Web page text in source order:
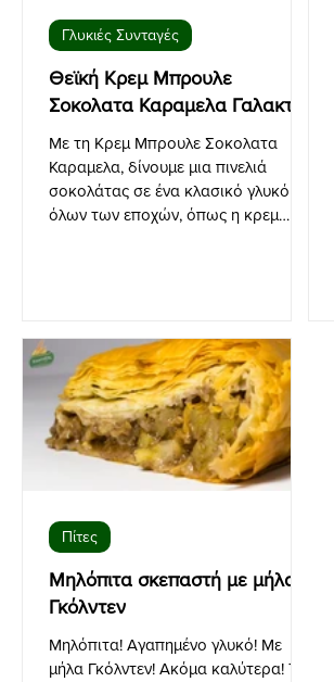
Θεϊκή Κρεμ Μπρουλε
Σοκολατα Καραμελα Γαλακτος
Με τη Κρεμ Μπρουλε Σοκολατα
Καραμελα, δίνουμε μια πινελιά
σοκολάτας σε ένα κλασικό γλυκό
όλων των εποχών, όπως η κρεμ
Γλυκιές Συνταγές
Μηλόπιτα σκεπαστή με μήλα
Γκόλντεν
Μηλόπιτα! Αγαπημένο γλυκό! Με
μήλα Γκόλντεν! Ακόμα καλύτερα! Τα
Πίτες